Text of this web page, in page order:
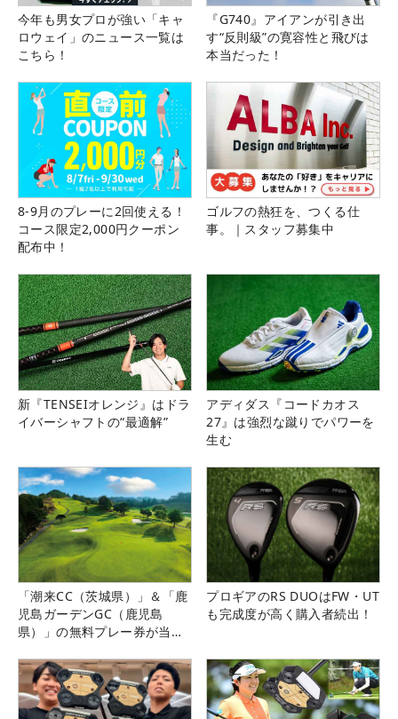
今年も男女プロが強い「キャ
ロウェイ」のニュース一覧は
こちら！
『G740』アイアンが引き出
す“反則級”の寛容性と飛びは
本当だった！
8-9月のプレーに2回使える！
コース限定2,000円クーポン
配布中！
ゴルフの熱狂を、つくる仕
事。｜スタッフ募集中
新『TENSEIオレンジ』はドラ
イバーシャフトの“最適解”
アディダス『コードカオス
27』は強烈な蹴りでパワーを
生む
「潮来CC（茨城県）」＆「鹿
児島ガーデンGC（鹿児島
県）」の無料プレー券が当た
プロギアのRS DUOはFW・UT
も完成度が高く購入者続出！